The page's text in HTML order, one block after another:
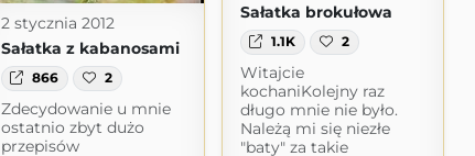
Sałatka brokułowa
1.1K 2
Witajcie
kochaniKolejny raz
długo mnie nie było.
Należą mi się niezłe
"baty" za takie
2 stycznia 2012
Sałatka z kabanosami
866 2
Zdecydowanie u mnie
ostatnio zbyt dużo
przepisów